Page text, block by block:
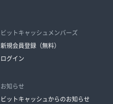
ビットキャッシュメンバーズ
新規会員登録（無料）
ログイン
お知らせ
ビットキャッシュからのお知らせ